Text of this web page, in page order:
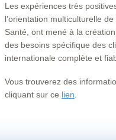
Les expériences très
l’orientation multiculturelle
Santé, ont mené à la
des besoins spécifique des
internationale complète et
Vous trouverez des
cliquant sur ce lien